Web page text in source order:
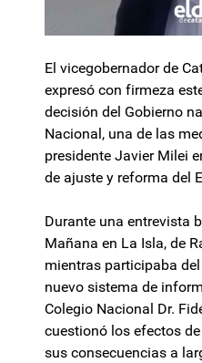
El vicegobernador de
expresó con firmeza
decisión del Gobierno
Nacional, una de las
presidente Javier Milei
de ajuste y reforma del
Durante una entrevista
Mañana en La Isla, de
mientras participaba
nuevo sistema de
Colegio Nacional Dr.
cuestionó los efectos
sus consecuencias a